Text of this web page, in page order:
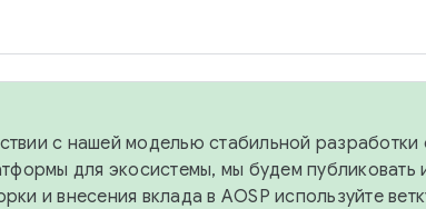
с нашей моделью стабильной разработки
для экосистемы, мы будем публиковать
и внесения вклада в AOSP используйте